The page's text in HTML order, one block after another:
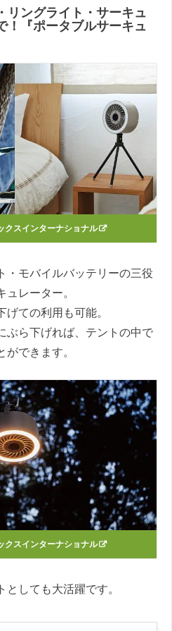
リングライト・サーキュ
！『ポータブルサーキュ
クスインターナショナル
・モバイルバッテリーの三役
ュレーター。
ての利用も可能。
ぶら下げれば、テントの中で
ができます。
クスインターナショナル
しても大活躍です。